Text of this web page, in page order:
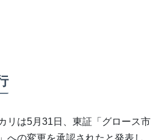
リは5月31日、東証「グロース市
への変更を承認されたと発表し